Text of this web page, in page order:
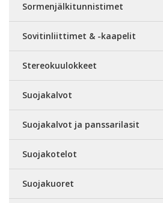
Sormenjälkitunnistimet
Sovitinliittimet & -kaapelit
Stereokuulokkeet
Suojakalvot
Suojakalvot ja panssarilasit
Suojakotelot
Suojakuoret